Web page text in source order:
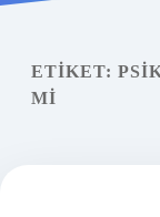
Yasal Uyarı
ETIKET:
MI